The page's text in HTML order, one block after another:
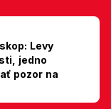
Levy
jedno
pozor na